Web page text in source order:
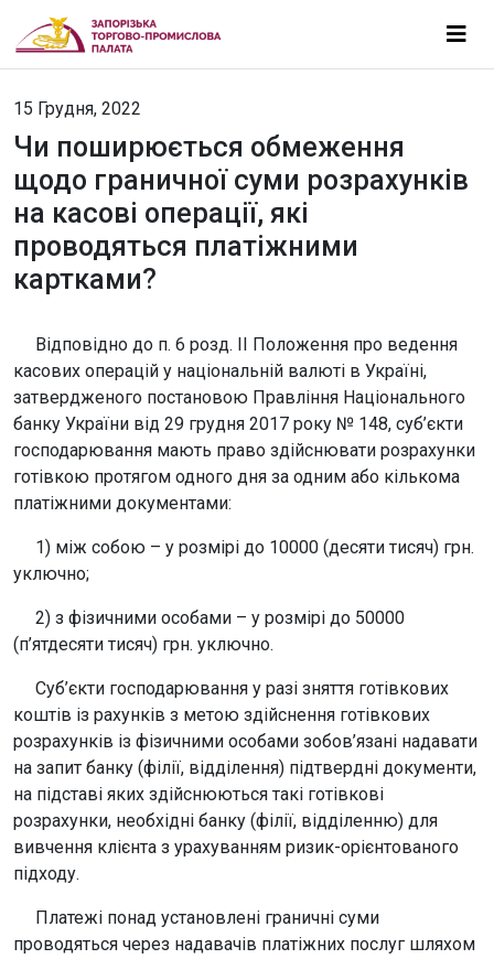
15 Грудня, 2022
Чи поширюється обмеження
щодо граничної суми розрахунків
на касові операції, які
проводяться платіжними
картками?
Відповідно до п. 6 розд. ІІ Положення про ведення
касових операцій у національній валюті в Україні,
затвердженого постановою Правління Національного
банку України від 29 грудня 2017 року № 148, суб’єкти
господарювання мають право здійснювати розрахунки
готівкою протягом одного дня за одним або кількома
платіжними документами:
1) між собою – у розмірі до 10000 (десяти тисяч) грн.
уключно;
2) з фізичними особами – у розмірі до 50000
(п’ятдесяти тисяч) грн. уключно.
Суб’єкти господарювання у разі зняття готівкових
коштів із рахунків з метою здійснення готівкових
розрахунків із фізичними особами зобов’язані надавати
на запит банку (філії, відділення) підтвердні документи,
на підставі яких здійснюються такі готівкові
розрахунки, необхідні банку (філії, відділенню) для
вивчення клієнта з урахуванням ризик-орієнтованого
підходу.
Платежі понад установлені граничні суми
проводяться через надавачів платіжних послуг шляхом